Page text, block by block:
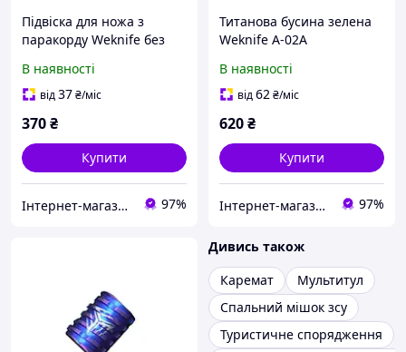
Підвіска для ножа з
паракорду Weknife без
В наявності
від37₴/міс
370₴
Купити
Інтернет-магазин euro-imports.com.ua 97%
Титанова бусина зелена
Weknife A-02A
В наявності
від62₴/міс
620₴
Купити
Інтернет-магазин euro-imports.com.ua 97%
Дивись також
Каремат
Мультитул
Спальний мішок зсу
Туристичне спорядження